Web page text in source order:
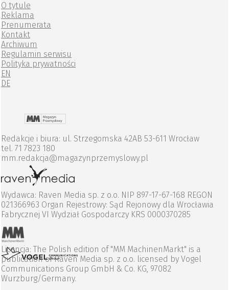
O tytule
Reklama
Prenumerata
Kontakt
Archiwum
Regulamin serwisu
Polityka prywatności
EN
DE
Redakcje i biura: ul. Strzegomska 42AB 53-611 Wrocław
tel. 71 7823 180
mm.redakcja@magazynprzemyslowy.pl
Wydawca: Raven Media sp. z o.o. NIP 897-17-67-168 REGON
021366963 Organ Rejestrowy: Sąd Rejonowy dla Wrocławia
Fabrycznej VI Wydział Gospodarczy KRS 0000370285
Licencja: The Polish edition of "MM MachinenMarkt" is a
publication of Raven Media sp. z o.o. licensed by Vogel
Communications Group GmbH & Co. KG, 97082
Wurzburg/Germany.